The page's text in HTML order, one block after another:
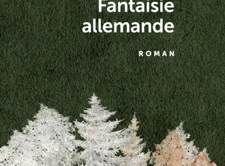
Fantaisie allemande
Philippe Claudel
19€